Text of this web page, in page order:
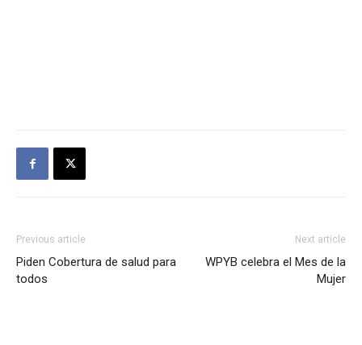
Previous article
Piden Cobertura de salud para
todos
Next article
WPYB celebra el Mes de la
Mujer